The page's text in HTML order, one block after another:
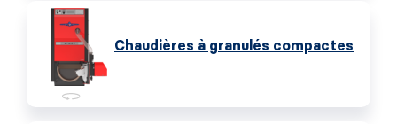
Chaudières à granulés compactes